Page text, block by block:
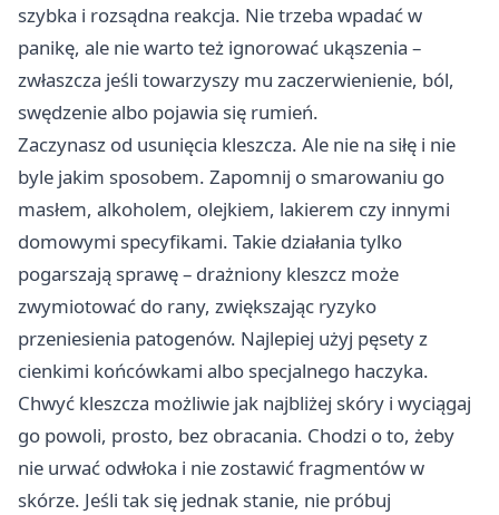
szybka i rozsądna reakcja. Nie trzeba wpadać w
panikę, ale nie warto też ignorować ukąszenia –
zwłaszcza jeśli towarzyszy mu zaczerwienienie, ból,
swędzenie albo pojawia się rumień.
Zaczynasz od usunięcia kleszcza. Ale nie na siłę i nie
byle jakim sposobem. Zapomnij o smarowaniu go
masłem, alkoholem, olejkiem, lakierem czy innymi
domowymi specyfikami. Takie działania tylko
pogarszają sprawę – drażniony kleszcz może
zwymiotować do rany, zwiększając ryzyko
przeniesienia patogenów. Najlepiej użyj pęsety z
cienkimi końcówkami albo specjalnego haczyka.
Chwyć kleszcza możliwie jak najbliżej skóry i wyciągaj
go powoli, prosto, bez obracania. Chodzi o to, żeby
nie urwać odwłoka i nie zostawić fragmentów w
skórze. Jeśli tak się jednak stanie, nie próbuj